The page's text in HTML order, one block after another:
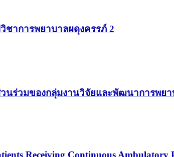
ชาการพยาบาลผดุงครรภ์ 2
วมของกลุ่มงานวิจัยและพัฒนาการพยา